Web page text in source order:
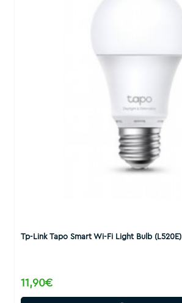
Tp-Link Tapo Smart Wi-Fi Light Bulb (L520E)
11,90€